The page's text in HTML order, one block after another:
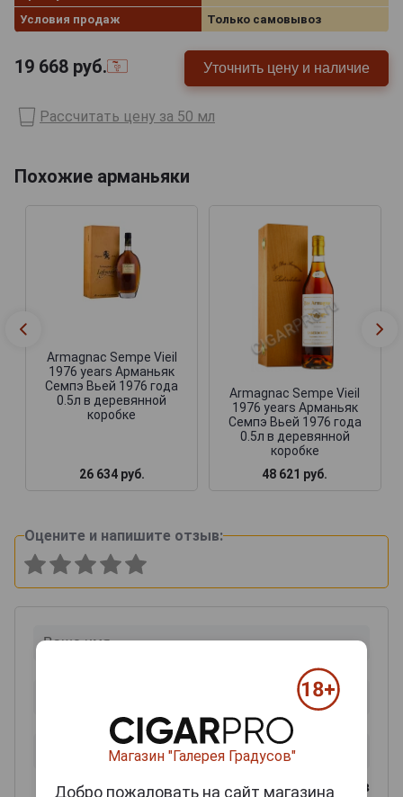
Условия продаж
Только самовывоз
19 668 руб. Уточнить цену и наличие
Рассчитать цену за 50 мл
Похожие арманьяки
Armagnac Sempe Vieil
1976 years Арманьяк
Семпэ Вьей 1976 года
0.5л в деревянной
коробке
26 634 руб.
Armagnac Sempe Vieil
1976 years Арманьяк
Семпэ Вьей 1976 года
0.5л в деревянной
коробке
48 621 руб.
Оцените и напишите отзыв:
0 из 2000 знаков
Магазин "Галерея Градусов"
Добро пожаловать на сайт магазина